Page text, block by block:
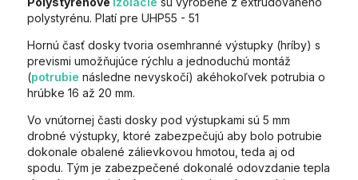
polystyrénu. Platí pre UHP55 - 51
Hornú časť dosky tvoria osemhranné výstupky (hríby) s
prevismi umožňujúce rýchlu a jednoduchú montáž
(potrubie následne nevyskočí) akéhokoľvek potrubia o
hrúbke 16 až 20 mm.
Vo vnútornej časti dosky pod výstupkami sú 5 mm
drobné výstupky, ktoré zabezpečujú aby bolo potrubie
dokonale obalené zálievkovou hmotou, teda aj od
spodu. Tým je zabezpečené dokonalé odovzdanie tepla